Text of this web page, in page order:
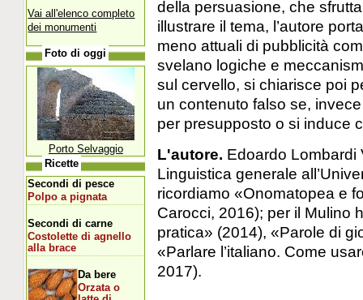
della persuasione, che
illustrare il tema, l’autore
meno attuali di pubblicità
svelano logiche e
sul cervello, si chiarisce poi
un contenuto falso se,
per presupposto o si induce
L'autore. Edoardo Lombardi
Linguistica generale
ricordiamo «Onomatopea e
Carocci, 2016); per il Mulino
pratica» (2014), «Parole di
«Parlare l’italiano. Come
2017).
Vai all'elenco completo
dei monumenti
Foto di oggi
Porto Selvaggio
Ricette
Secondi di pesce
Polpo a pignata
Secondi di carne
Costolette di agnello
alla brace
Da bere
Orzata o